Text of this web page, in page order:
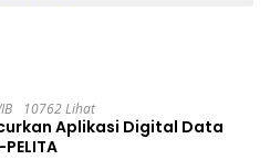
10762 Lihat
Aplikasi Digital Data